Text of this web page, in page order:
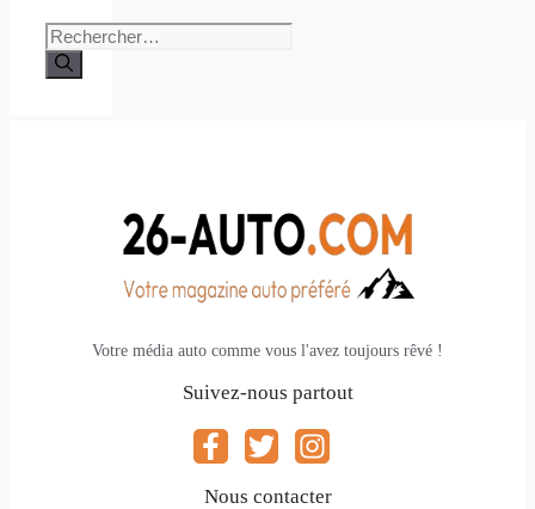
Rechercher :
Votre média auto comme vous l'avez toujours rêvé !
Suivez-nous partout
Nous contacter